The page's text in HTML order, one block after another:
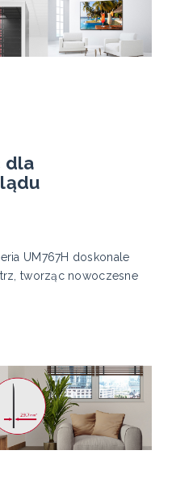
dla
UM767H doskonale
tworząc nowoczesne